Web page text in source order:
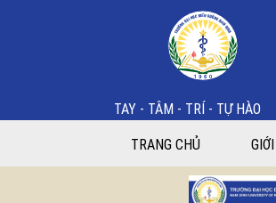
Bìa và mục lục
TAY - TÂM - TRÍ - TỰ HÀO
TRANG CHỦ